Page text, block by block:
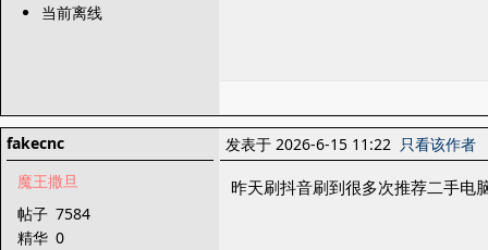
当前离线
fakecnc
魔王撒旦
帖子 7584
精华 0
发表于 2026-6-15 11:22 只看该作者
昨天刷抖音刷到很多次推荐二手电